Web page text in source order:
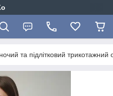
та підлітковий